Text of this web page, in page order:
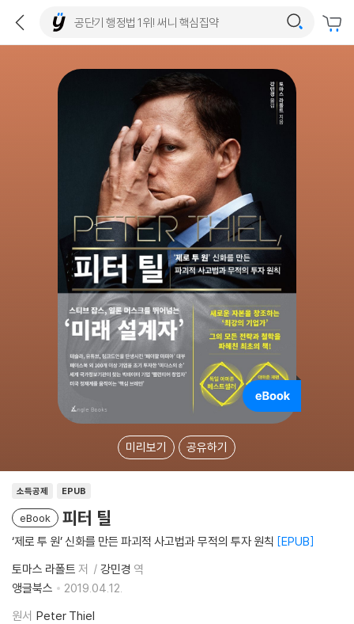
미리보기 공유하기
소득공제 EPUB
eBook 피터 틸
‘제로 투 원’ 신화를 만든 파괴적 사고법과 무적의 투자 원칙 EPUB
토마스 라폴트 저 강민경 역
앵글북스
2019.04.12.
원서 Peter Thiel